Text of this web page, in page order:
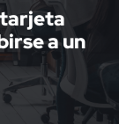
tarjeta
a un